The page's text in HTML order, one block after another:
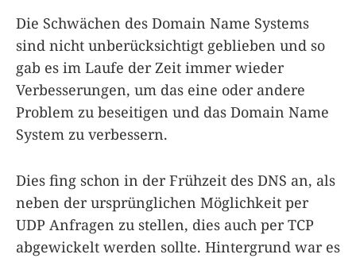
Die Schwächen des Domain Name Systems
sind nicht unberücksichtigt geblieben und so
gab es im Laufe der Zeit immer wieder
Verbesserungen, um das eine oder andere
Problem zu beseitigen und das Domain Name
System zu verbessern.
Dies fing schon in der Frühzeit des DNS an, als
neben der ursprünglichen Möglichkeit per
UDP Anfragen zu stellen, dies auch per TCP
abgewickelt werden sollte. Hintergrund war es